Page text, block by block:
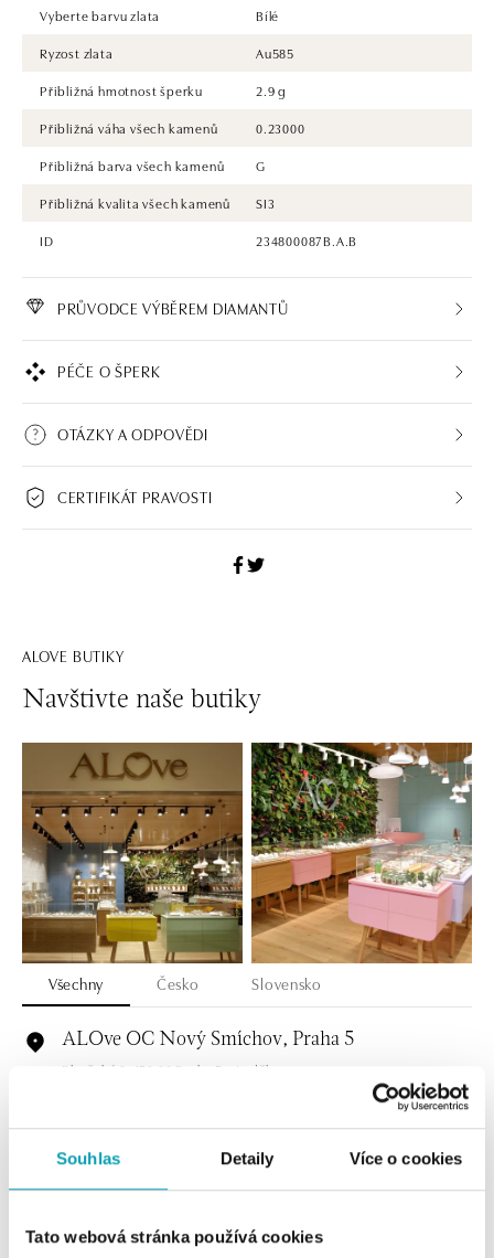
Souhlas Detaily Více o cookies
Tato webová stránka používá cookies
Vyberte barvu zlata
Bílé
Ryzost zlata
Au585
Přibližná hmotnost šperku
2.9 g
Přibližná váha všech kamenů
0.23000
Přibližná barva všech kamenů
G
Přibližná kvalita všech kamenů
SI3
ID
234800087B.A.B
PRŮVODCE VÝBĚREM DIAMANTŮ
PÉČE O ŠPERK
OTÁZKY A ODPOVĚDI
CERTIFIKÁT PRAVOSTI
ALOVE BUTIKY
Navštivte naše butiky
Všechny Česko Slovensko
ALOve OC Nový Smíchov, Praha 5
Plzeňská 8, 150 00 Praha 5 - Anděl
ALOve OC Olympia, Brno
tel.: +420604389337
dnes otevřeno od 10:00